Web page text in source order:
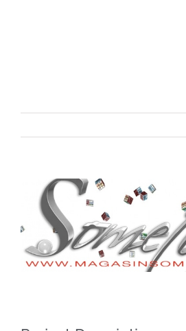
View
Larger
Image